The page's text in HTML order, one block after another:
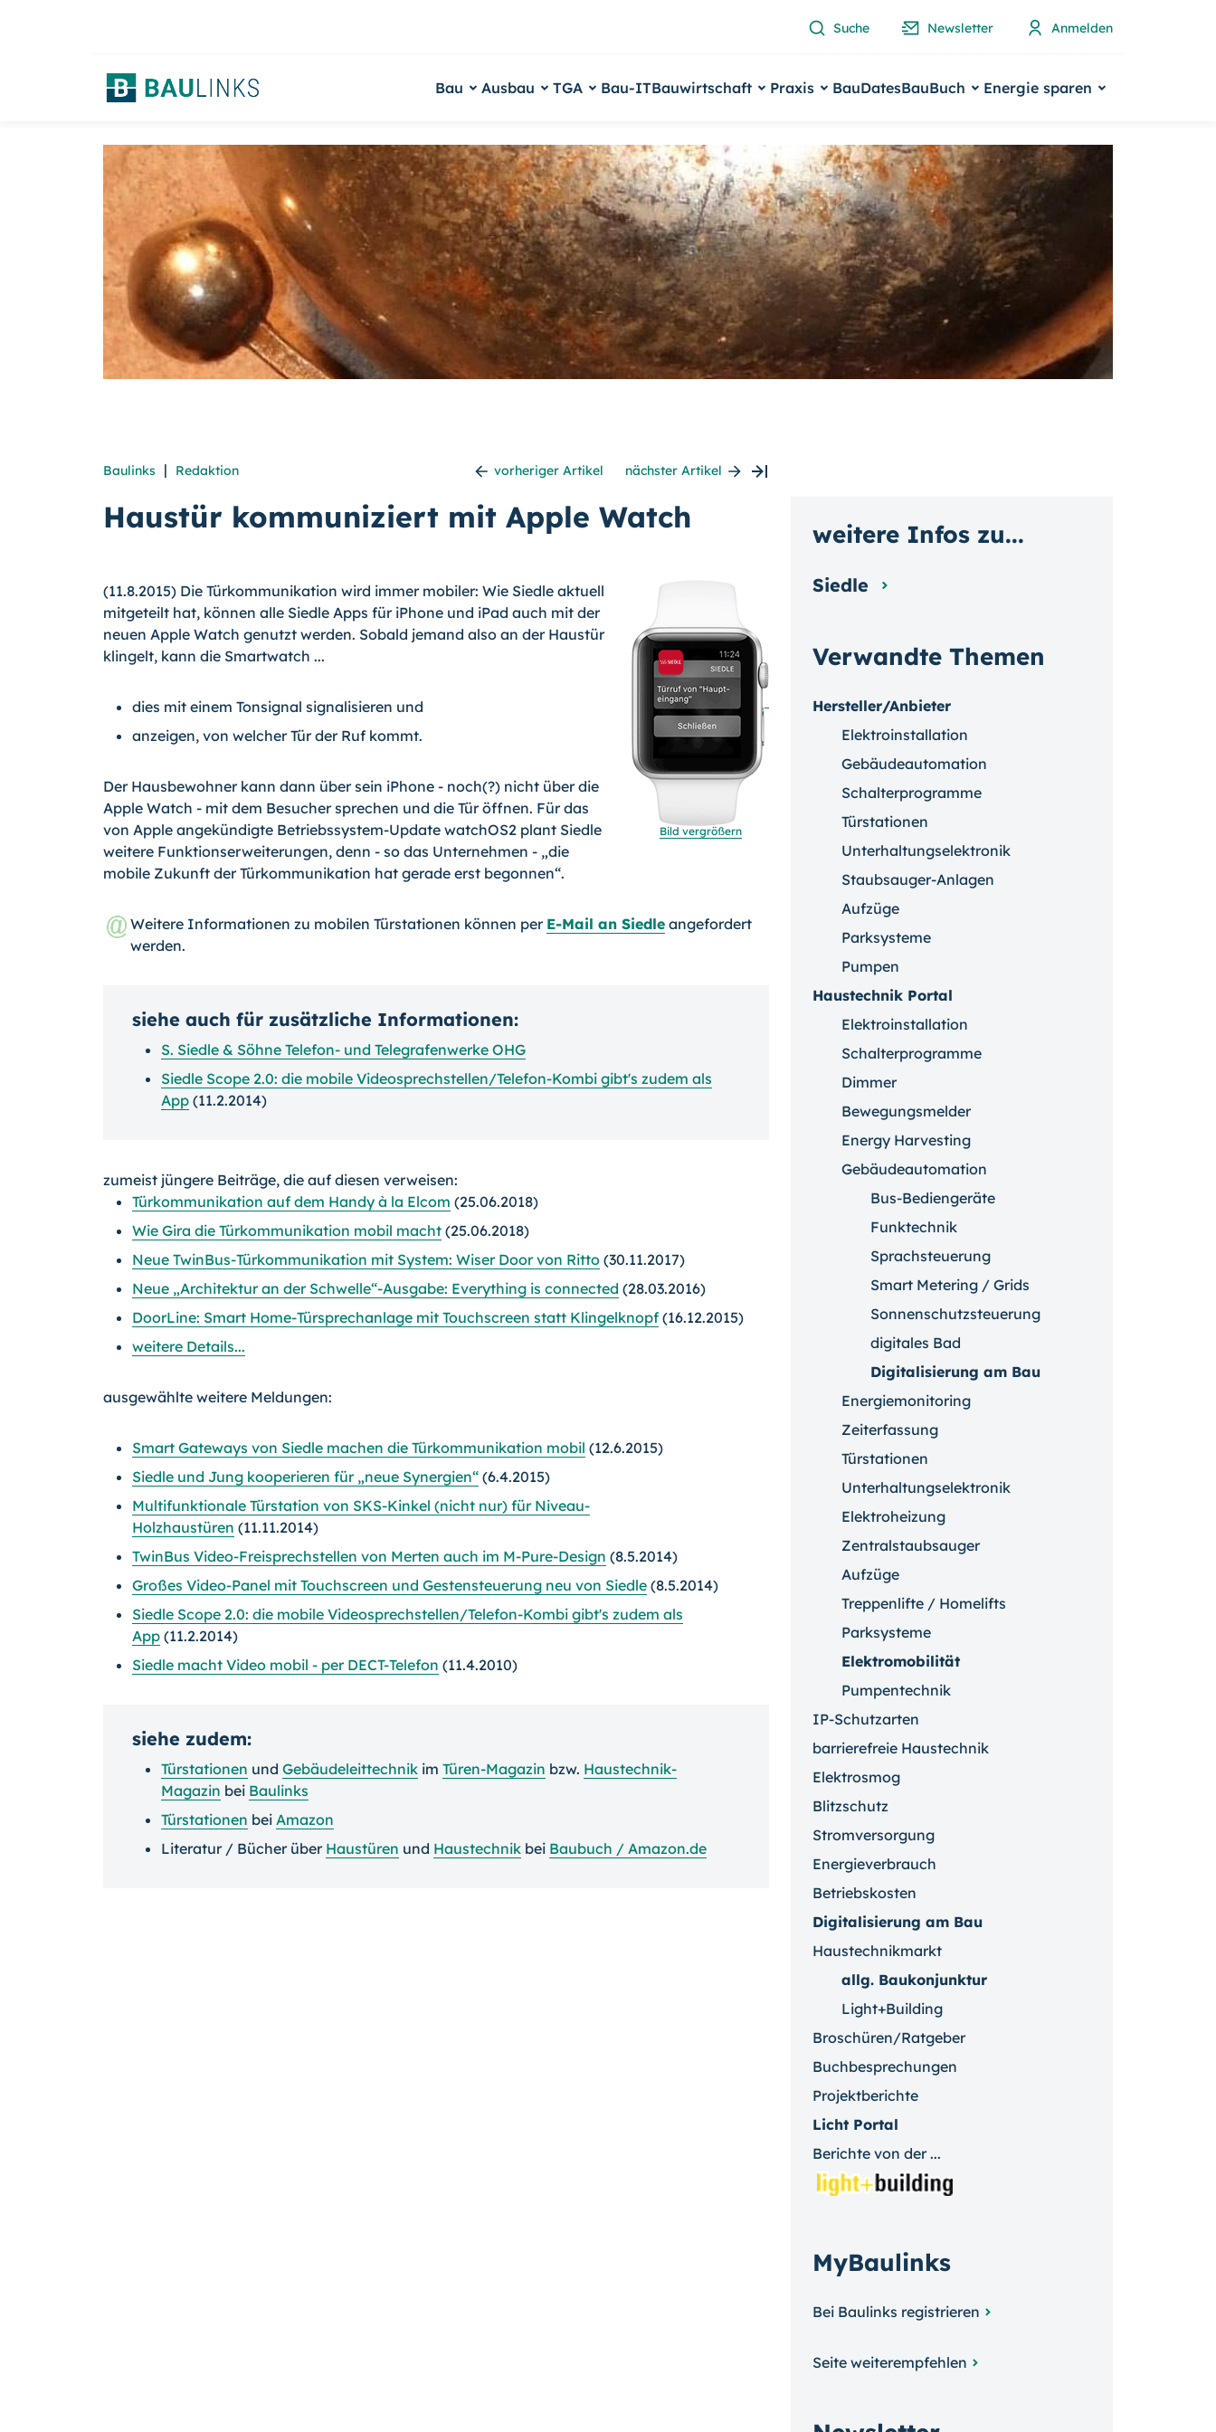
Suche Newsletter Anmelden
Bau Ausbau TGA Bau-ITBauwirtschaft Praxis BauDatesBauBuch Energie sparen
Baulinks | Redaktion vorheriger Artikel nächster Artikel
Haustür kommuniziert mit Apple Watch
Bild vergrößern
(11.8.2015) Die Türkommunikation wird immer mobiler: Wie Siedle aktuell
mitgeteilt hat, können alle Siedle Apps für iPhone und iPad auch mit der
neuen Apple Watch genutzt werden. Sobald jemand also an der Haustür
klingelt, kann die Smartwatch ...
dies mit einem Tonsignal signalisieren und
anzeigen, von welcher Tür der Ruf kommt.
Der Hausbewohner kann dann über sein iPhone - noch(?) nicht über die
Apple Watch - mit dem Besucher sprechen und die Tür öffnen. Für das
von Apple angekündigte Betriebssys­tem-Update watchOS2 plant Siedle
weitere Funktionserweite­rungen, denn - so das Unternehmen - „die
mobile Zukunft der Türkommunikation hat gerade erst begonnen“.
Weitere Informationen zu mobilen Türstationen können per E-Mail an Siedle angefordert
werden.
siehe auch für zusätzliche Informationen:
S. Siedle & Söhne Telefon- und Telegrafenwerke OHG
Siedle Scope 2.0: die mobile Videosprechstellen/Telefon-Kombi gibt's zudem als
App (11.2.2014)
zumeist jüngere Beiträge, die auf diesen verweisen:
Türkommunikation auf dem Handy à la Elcom (25.06.2018)
Wie Gira die Türkommunikation mobil macht (25.06.2018)
Neue TwinBus-Türkommunikation mit System: Wiser Door von Ritto (30.11.2017)
Neue „Architektur an der Schwelle“-Ausgabe: Everything is connected (28.03.2016)
DoorLine: Smart Home-Türsprechanlage mit Touchscreen statt Klingelknopf (16.12.2015)
weitere Details...
ausgewählte weitere Meldungen:
Smart Gateways von Siedle machen die Türkommunikation mobil (12.6.2015)
Siedle und Jung kooperieren für „neue Synergien“ (6.4.2015)
Multifunktionale Türstation von SKS-Kinkel (nicht nur) für Niveau-
Holzhaustüren (11.11.2014)
TwinBus Video-Freisprechstellen von Merten auch im M-Pure-Design (8.5.2014)
Großes Video-Panel mit Touchscreen und Gestensteuerung neu von Siedle (8.5.2014)
Siedle Scope 2.0: die mobile Videosprechstellen/Telefon-Kombi gibt's zudem als
App (11.2.2014)
Siedle macht Video mobil - per DECT-Telefon (11.4.2010)
siehe zudem:
Türstationen und Gebäudeleittechnik im Türen-Magazin bzw. Haustechnik-
Magazin bei Baulinks
Türstationen bei Amazon
Literatur / Bücher über Haustüren und Haustechnik bei Baubuch / Amazon.de
Verwandte Themen
Hersteller/Anbieter
Elektroinstallation
Gebäudeautomation
Schalterprogramme
Türstationen
Unterhaltungselektronik
Staubsauger-Anlagen
Aufzüge
Parksysteme
Pumpen
Haustechnik Portal
Elektroinstallation
Schalterprogramme
Dimmer
Bewegungsmelder
Energy Harvesting
Gebäudeautomation
Bus-Bediengeräte
Funktechnik
Sprachsteuerung
Smart Metering / Grids
Sonnenschutzsteuerung
digitales Bad
Digitalisierung am Bau
Energiemonitoring
Zeiterfassung
Türstationen
Unterhaltungselektronik
Elektroheizung
Zentralstaubsauger
Aufzüge
Treppenlifte / Homelifts
Parksysteme
Elektromobilität
Pumpentechnik
IP-Schutzarten
barrierefreie Haustechnik
Elektrosmog
Blitzschutz
Stromversorgung
Energieverbrauch
Betriebskosten
Digitalisierung am Bau
Haustechnikmarkt
allg. Baukonjunktur
Light+Building
Broschüren/Ratgeber
Buchbesprechungen
Projektberichte
Licht Portal
Berichte von der ...
MyBaulinks
Bei Baulinks registrieren
Seite weiterempfehlen
weitere Infos zu...
Siedle